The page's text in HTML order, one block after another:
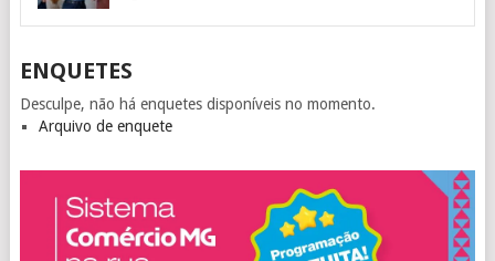
ENQUETES
Desculpe, não há enquetes disponíveis no momento.
Arquivo de enquete